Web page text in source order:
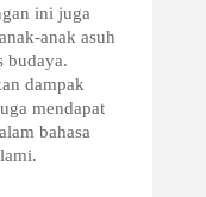
ini juga
anak asuh
budaya.
dampak
mendapat
bahasa